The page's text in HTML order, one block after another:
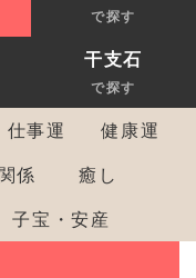
で探す
干支石
で探す
仕事運
健康運
係
癒し
子宝・安産